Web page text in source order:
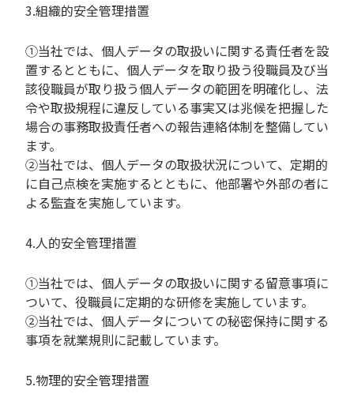
3.組織的安全管理措置
①当社では、個人データの取扱いに関する責任者を設
置するとともに、個人データを取り扱う役職員及び当
該役職員が取り扱う個人データの範囲を明確化し、法
令や取扱規程に違反している事実又は兆候を把握した
場合の事務取扱責任者への報告連絡体制を整備してい
ます。
②当社では、個人データの取扱状況について、定期的
に自己点検を実施するとともに、他部署や外部の者に
よる監査を実施しています。
4.人的安全管理措置
①当社では、個人データの取扱いに関する留意事項に
ついて、役職員に定期的な研修を実施しています。
②当社では、個人データについての秘密保持に関する
事項を就業規則に記載しています。
5.物理的安全管理措置